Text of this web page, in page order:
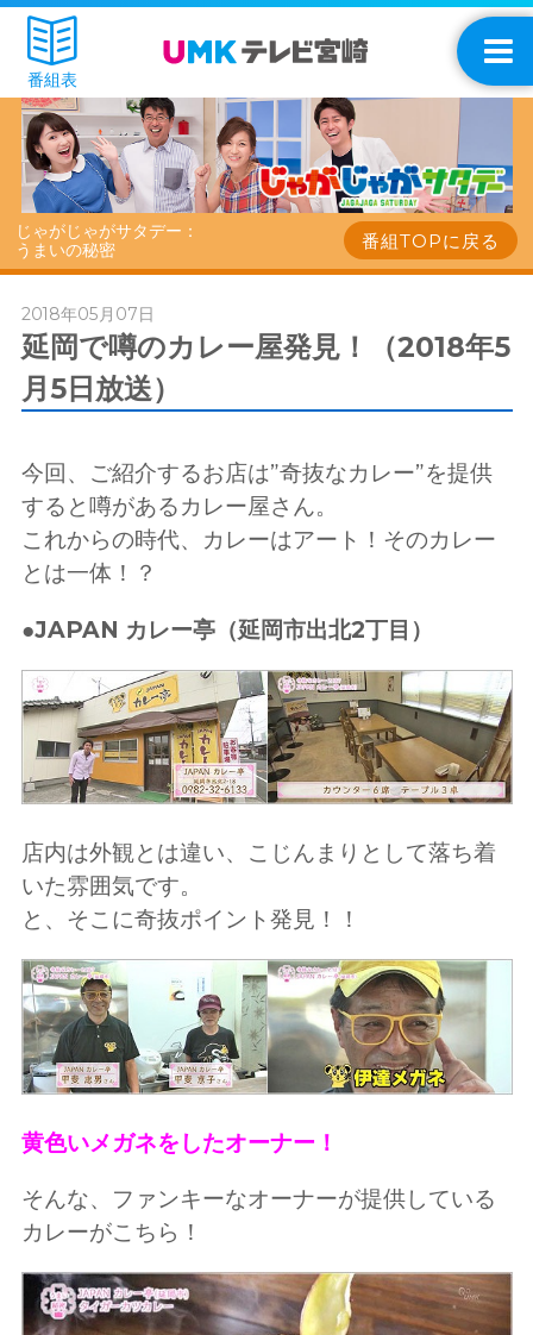
番組表
じゃがじゃがサタデー：
うまいの秘密
番組TOPに戻る
2018年05月07日
延岡で噂のカレー屋発見！（2018年5
月5日放送）
今回、ご紹介するお店は”奇抜なカレー”を提供
すると噂があるカレー屋さん。
これからの時代、カレーはアート！そのカレー
とは一体！？
●JAPAN カレー亭（延岡市出北2丁目）
店内は外観とは違い、こじんまりとして落ち着
いた雰囲気です。
と、そこに奇抜ポイント発見！！
黄色いメガネをしたオーナー！
そんな、ファンキーなオーナーが提供している
カレーがこちら！